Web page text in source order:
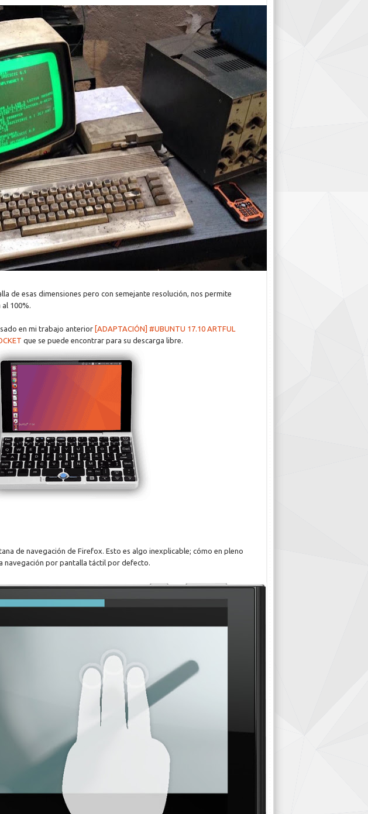
de esas dimensiones pero con semejante resolución, nos permite
100%.
en mi trabajo anterior [ADAPTACIÓN] #UBUNTU 17.10 ARTFUL
que se puede encontrar para su descarga libre.
de navegación de Firefox. Esto es algo inexplicable; cómo en pleno
navegación por pantalla táctil por defecto.